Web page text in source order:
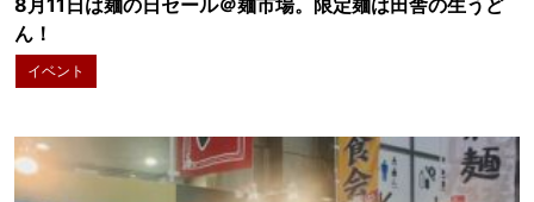
8月11日は麺の日セール＠麺市場。限定麺は田舎の生うど
ん！
イベント